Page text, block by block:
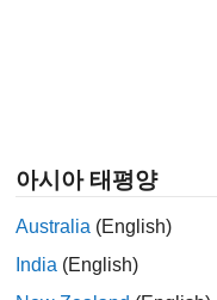
를 추정하는 방법을 보
는 위치 측정값(예:
시변 잡음 특성을 갖습
2차원 공간에서 아무
아시아 태평양
Australia (English)
India (English)